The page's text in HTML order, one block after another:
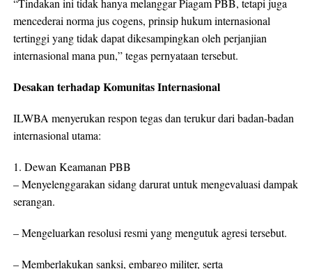
“Tindakan ini tidak hanya melanggar Piagam PBB, tetapi juga
mencederai norma jus cogens, prinsip hukum internasional
tertinggi yang tidak dapat dikesampingkan oleh perjanjian
internasional mana pun,” tegas pernyataan tersebut.
Desakan terhadap Komunitas Internasional
ILWBA menyerukan respon tegas dan terukur dari badan-badan
internasional utama:
1. Dewan Keamanan PBB
– Menyelenggarakan sidang darurat untuk mengevaluasi dampak
serangan.
– Mengeluarkan resolusi resmi yang mengutuk agresi tersebut.
– Memberlakukan sanksi, embargo militer, serta